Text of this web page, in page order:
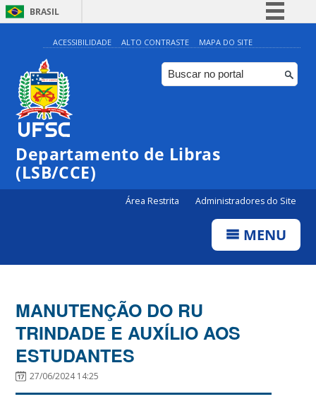
BRASIL
Simplifique!
Comunica BR
Participe
Canais
ACESSIBILIDADE ALTO CONTRASTE MAPA DO SITE
Departamento de Libras
(LSB/CCE)
Área Restrita Administradores do Site
MENU
MANUTENÇÃO DO RU
TRINDADE E AUXÍLIO AOS
ESTUDANTES
27/06/2024 14:25